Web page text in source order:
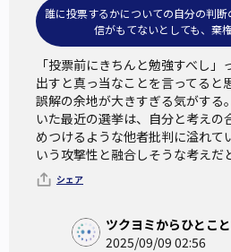
誰に投票するかについての自分の判
信がもてないとしても、棄
「投票前にきちんと勉強すべし」
出すと真っ当なことを言ってると
誤解の余地が大きすぎる気がする
いた最近の選挙は、自分と考えの
めつけるような他者批判に溢れて
いう攻撃性と融合しそうな考えだ
シェア
ツクヨミからひとこ
2025/09/09 02:56